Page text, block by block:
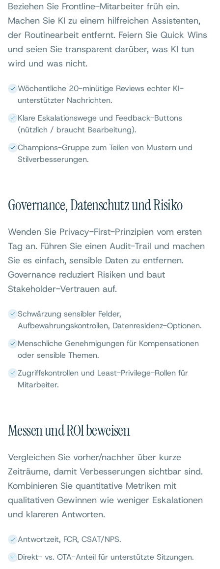
Beziehen Sie Frontline-Mitarbeiter früh ein.
Machen Sie KI zu einem hilfreichen Assistenten,
der Routinearbeit entfernt. Feiern Sie Quick Wins
und seien Sie transparent darüber, was KI tun
wird und was nicht.
Wöchentliche 20-minütige Reviews echter KI-
unterstützter Nachrichten.
Klare Eskalationswege und Feedback-Buttons
(nützlich / braucht Bearbeitung).
Champions-Gruppe zum Teilen von Mustern und
Stilverbesserungen.
Governance, Datenschutz und Risiko
Wenden Sie Privacy-First-Prinzipien vom ersten
Tag an. Führen Sie einen Audit-Trail und machen
Sie es einfach, sensible Daten zu entfernen.
Governance reduziert Risiken und baut
Stakeholder-Vertrauen auf.
Schwärzung sensibler Felder,
Aufbewahrungskontrollen, Datenresidenz-Optionen.
Menschliche Genehmigungen für Kompensationen
oder sensible Themen.
Zugriffskontrollen und Least-Privilege-Rollen für
Mitarbeiter.
Messen und ROI beweisen
Vergleichen Sie vorher/nachher über kurze
Zeiträume, damit Verbesserungen sichtbar sind.
Kombinieren Sie quantitative Metriken mit
qualitativen Gewinnen wie weniger Eskalationen
und klareren Antworten.
Antwortzeit, FCR, CSAT/NPS.
Direkt- vs. OTA-Anteil für unterstützte Sitzungen.